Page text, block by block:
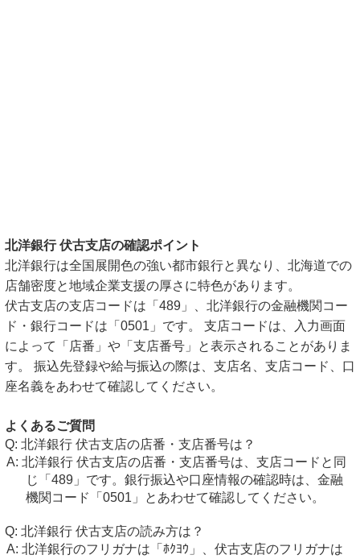
北洋銀行 伏古支店の確認ポイント
北洋銀行は全国展開色の強い都市銀行と異なり、北海道での
店舗密度と地域企業支援の厚さに特色があります。
伏古支店の支店コードは「489」、北洋銀行の金融機関コー
ド・銀行コードは「0501」です。 支店コードは、入力画面
によって「店番」や「支店番号」と表示されることがありま
す。 振込先登録や給与振込の際は、支店名、支店コード、口
座名義をあわせて確認してください。
よくあるご質問
北洋銀行 伏古支店の店番・支店番号は？
北洋銀行 伏古支店の店番・支店番号は、支店コードと同
じ「489」です。銀行振込や口座情報の確認時は、金融
機関コード「0501」とあわせて確認してください。
北洋銀行 伏古支店の読み方は？
北洋銀行のフリガナは「ﾎｸﾖｳ」、伏古支店のフリガナは